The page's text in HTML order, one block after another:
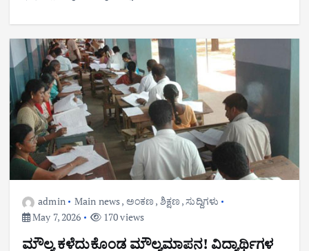
admin Main news, ಅಂಕಣ , ಶಿಕ್ಷಣ ,ಸುದ್ದಿಗಳು
May 7, 2026
170 views
ಮೌಲ್ಯ ಕಳೆದುಕೊಂಡ ಮೌಲ್ಯಮಾಪನ! ವಿದ್ಯಾರ್ಥಿಗಳ